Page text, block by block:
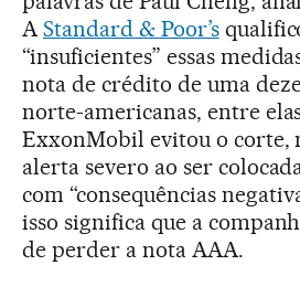
AStandard & Poor’s
“insuficientes” essas
nota de crédito de uma
norte-americanas, entre
ExxonMobil evitou o corte,
alerta severo ao ser
com “consequências
isso significa que a
de perder a nota AAA.